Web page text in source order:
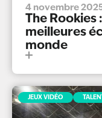
4 novembre
The Rookies
meilleures
monde
JEUX VIDÉO